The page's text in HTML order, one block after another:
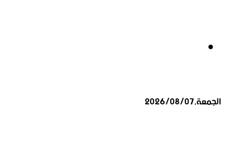
الجمعة,2026/08/07